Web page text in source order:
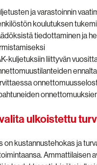
ja varastoinnin
koulutuksen
tiedottaminen ja
kuljetuksiin liittyvän
ulkoistettu
on kustannustehokas ja
Ammattilaisen